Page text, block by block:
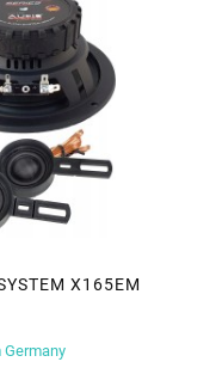
X165EM
Germany